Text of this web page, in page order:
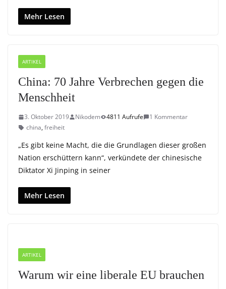
Mehr Lesen
ARTIKEL
China: 70 Jahre Verbrechen gegen die
Menschheit
3. Oktober 2019 Nikodem 4811 Aufrufe
1 Kommentar
china,freiheit
„Es gibt keine Macht, die die Grundlagen dieser großen
Nation erschüttern kann“, verkündete der chinesische
Diktator Xi Jinping in seiner
Mehr Lesen
ARTIKEL
Warum wir eine liberale EU brauchen